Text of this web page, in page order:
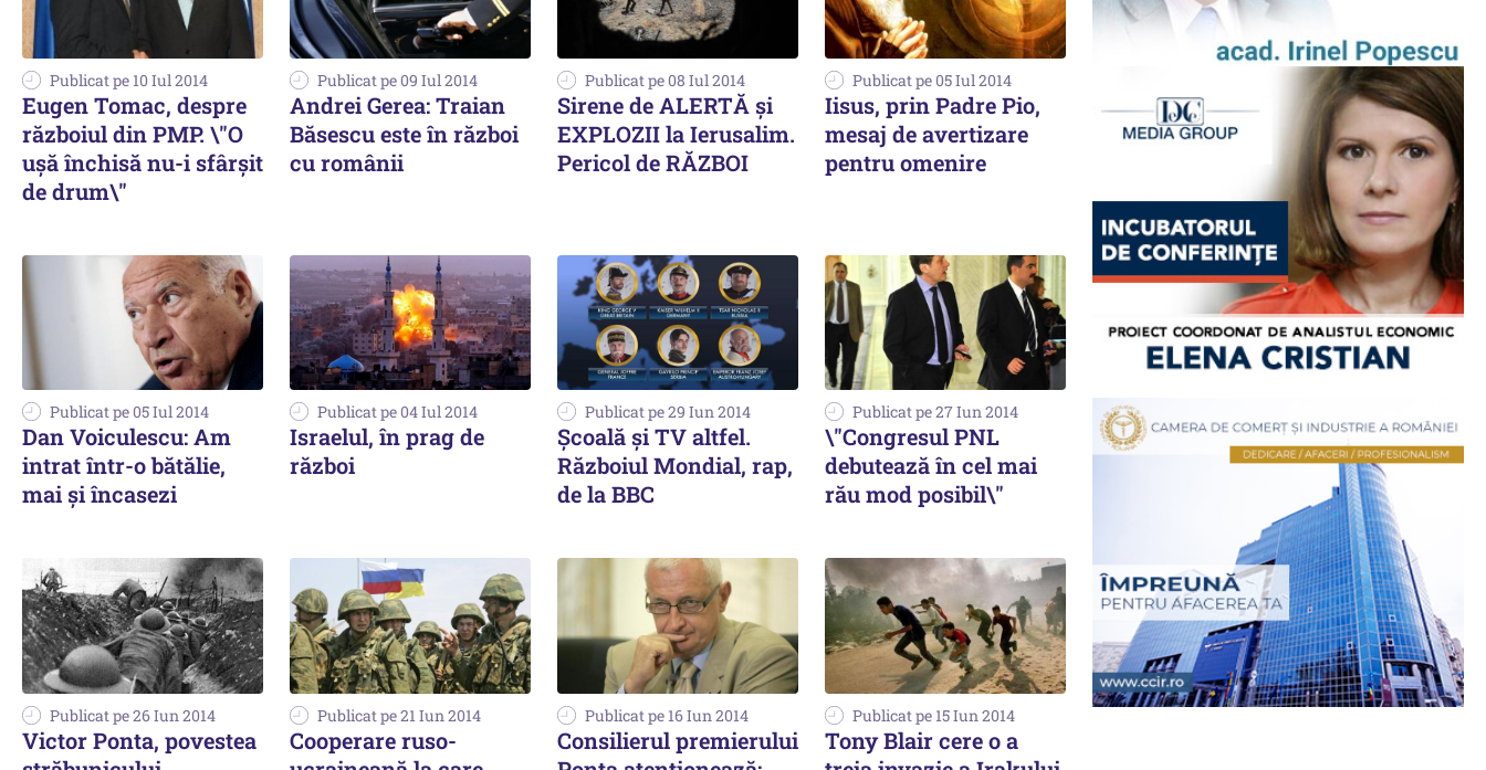
Publicat pe 10 Iul 2014
Eugen Tomac, despre
războiul din PMP. \"O
ușă închisă nu-i sfârșit
de drum\"
Publicat pe 09 Iul 2014
Andrei Gerea: Traian
Băsescu este în război
cu românii
Publicat pe 08 Iul 2014
Sirene de ALERTĂ și
EXPLOZII la Ierusalim.
Pericol de RĂZBOI
Publicat pe 05 Iul 2014
Iisus, prin Padre Pio,
mesaj de avertizare
pentru omenire
Publicat pe 05 Iul 2014
Dan Voiculescu: Am
intrat într-o bătălie,
mai şi încasezi
Publicat pe 04 Iul 2014
Israelul, în prag de
război
Publicat pe 29 Iun 2014
Școală și TV altfel.
Războiul Mondial, rap,
de la BBC
Publicat pe 27 Iun 2014
\"Congresul PNL
debutează în cel mai
rău mod posibil\"
Publicat pe 26 Iun 2014
Victor Ponta, povestea
Publicat pe 21 Iun 2014
Cooperare ruso-
Publicat pe 16 Iun 2014
Consilierul premierului
Publicat pe 15 Iun 2014
Tony Blair cere o a